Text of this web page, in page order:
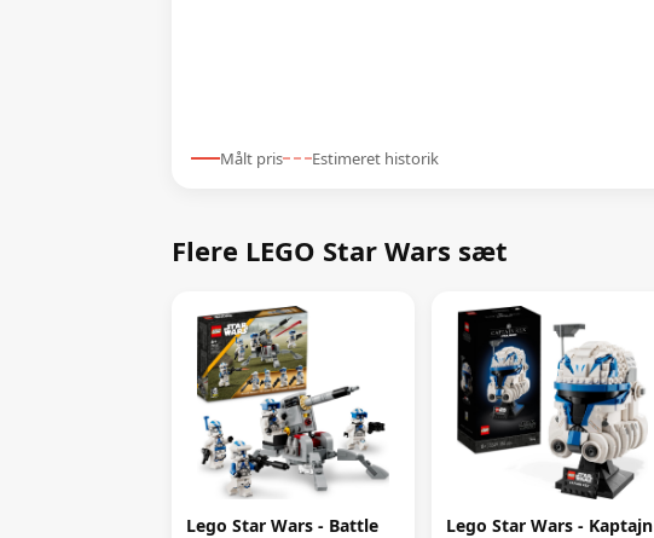
Målt pris Estimeret historik
Flere LEGO Star Wars sæt
Lego Star Wars - Battle
Lego Star Wars - Kaptajn